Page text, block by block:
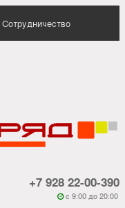
Сотрудничество
+7 928 22-00-390
 c 9:00 до 20:00